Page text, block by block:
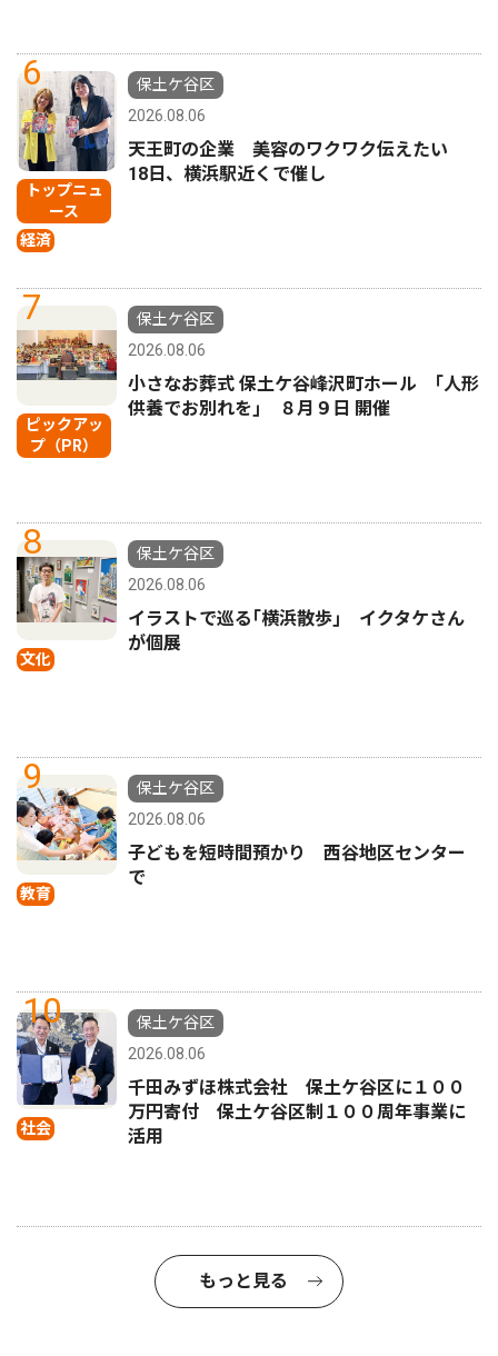
6
トップニュ
ース
経済
保土ケ谷区
2026.08.06
天王町の企業 美容のワクワク伝えたい
18日、横浜駅近くで催し
7
ピックアッ
プ（PR）
保土ケ谷区
2026.08.06
小さなお葬式 保土ケ谷峰沢町ホール ｢人形
供養でお別れを｣ ８月９日 開催
8
文化
保土ケ谷区
2026.08.06
イラストで巡る｢横浜散歩｣ イクタケさん
が個展
9
教育
保土ケ谷区
2026.08.06
子どもを短時間預かり 西谷地区センター
で
10
社会
保土ケ谷区
2026.08.06
千田みずほ株式会社 保土ケ谷区に１００
万円寄付 保土ケ谷区制１００周年事業に
活用
もっと見る